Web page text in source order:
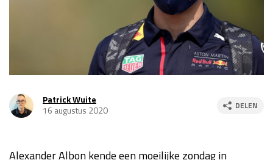
za 13:00 - 15:00
GP VERENIGDE STATEN 2026 23 - 25 okt
Kwalificatie
GP SÃO PAULO 2026 06 - 08 nov
Patrick Wuite
16 augustus 2020
DELEN
Alexander Albon kende een moeilijke zondag in